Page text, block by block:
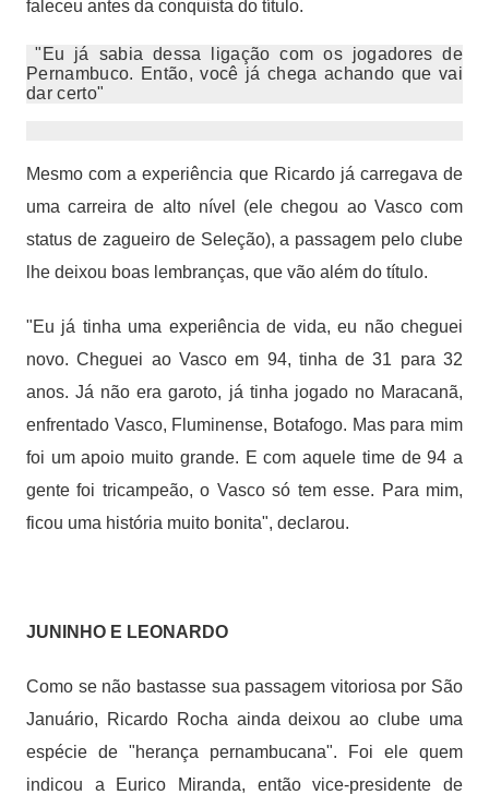
faleceu antes da conquista do título.
"Eu já sabia dessa ligação com os jogadores de
Pernambuco. Então, você já chega achando que vai
dar certo"
Mesmo com a experiência que Ricardo já carregava de
uma carreira de alto nível (ele chegou ao Vasco com
status de zagueiro de Seleção), a passagem pelo clube
lhe deixou boas lembranças, que vão além do título.
"Eu já tinha uma experiência de vida, eu não cheguei
novo. Cheguei ao Vasco em 94, tinha de 31 para 32
anos. Já não era garoto, já tinha jogado no Maracanã,
enfrentado Vasco, Fluminense, Botafogo. Mas para mim
foi um apoio muito grande. E com aquele time de 94 a
gente foi tricampeão, o Vasco só tem esse. Para mim,
ficou uma história muito bonita", declarou.
JUNINHO E LEONARDO
Como se não bastasse sua passagem vitoriosa por São
Januário, Ricardo Rocha ainda deixou ao clube uma
espécie de "herança pernambucana". Foi ele quem
indicou a Eurico Miranda, então vice-presidente de